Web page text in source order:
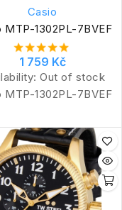
Casio
MTP-1302PL-7BVEF
1 759 Kč
Out of stock
MTP-1302PL-7BVEF